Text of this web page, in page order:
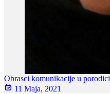
Obrasci komunikacije u porodici
11 Maja, 2021